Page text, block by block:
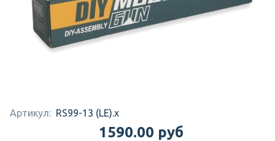
Артикул: RS99-13 (LE).x
1590.00 руб